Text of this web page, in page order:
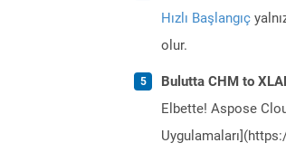
Hızlı Başlangıç
olur.
Bulutta CHM to
Elbette! Aspose